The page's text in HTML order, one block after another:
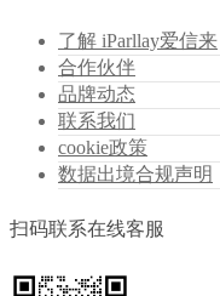
了解 iParllay爱信来
合作伙伴
品牌动态
联系我们
cookie政策
数据出境合规声明
扫码联系在线客服